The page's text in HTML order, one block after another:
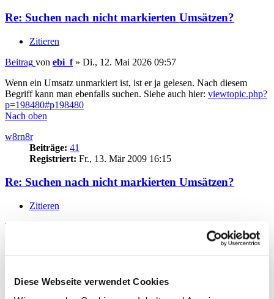
Diese Webseite verwendet Cookies
Re: Suchen nach nicht markierten Umsätzen?
Zitieren
Beitrag von ebi_f» Di., 12. Mai 2026 09:57
Wenn ein Umsatz unmarkiert ist, ist er ja gelesen. Nach diesem
Begriff kann man ebenfalls suchen. Siehe auch hier: viewtopic.php?
p=198480#p198480
Nach oben
w8rn8r
Beiträge: 41
Registriert: Fr., 13. Mär 2009 16:15
Re: Suchen nach nicht markierten Umsätzen?
Zitieren
Beitrag
Interessant - nach "gelesen" markierte Umsätze bedeutet
offensichtlich: nur gelesen, nicht markiert. Das löst also mein
Nach oben